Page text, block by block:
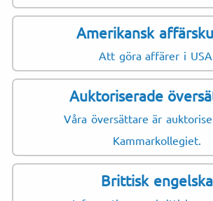
Amerikansk
Att göra affärer i USA.
Auktoriserade
Våra översättare är
Kammarkollegiet.
Brittisk engelska